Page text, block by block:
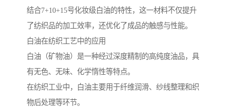
结合7+10+15号化妆级白油的特性，这一材料不仅提升
了纺织品的加工效率，还优化了成品的触感与性能。
白油在纺织工艺中的应用
白油（矿物油）是一种经过深度精制的高纯度油品，具
有无色、无味、化学惰性等特点。
在纺织工业中，白油主要用于纤维润滑、纱线整理和织
物后处理等环节。